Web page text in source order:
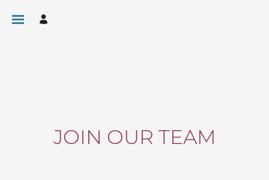
JOIN OUR TEAM